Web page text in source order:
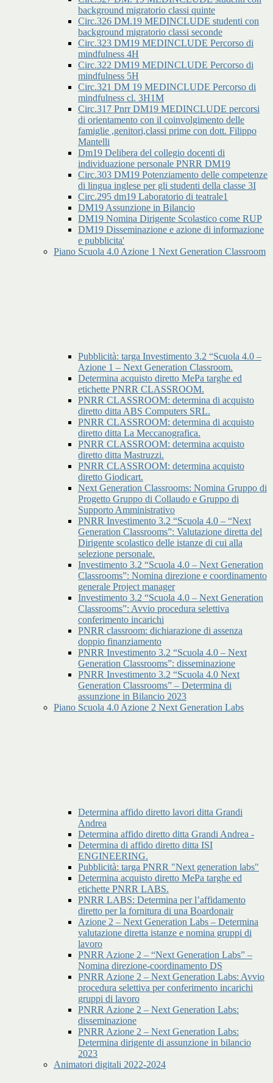
background migratorio classi quinte
Circ.326 DM.19 MEDINCLUDE studenti con
background migratorio classi seconde
Circ.323 DM19 MEDINCLUDE Percorso di
mindfulness 4H
Circ.322 DM19 MEDINCLUDE Percorso di
mindfulness 5H
Circ.321 DM 19 MEDINCLUDE Percorso di
mindfulness cl. 3H1M
Circ.317 Pnrr DM19 MEDINCLUDE percorsi
di orientamento con il coinvolgimento delle
famiglie ,genitori,classi prime con dott. Filippo
Mantelli
Dm19 Delibera del collegio docenti di
individuazione personale PNRR DM19
Circ.303 DM19 Potenziamento delle competenze
di lingua inglese per gli studenti della classe 3I
Circ.295 dm19 Laboratorio di teatrale1
DM19 Assunzione in Bilancio
DM19 Nomina Dirigente Scolastico come RUP
DM19 Disseminazione e azione di informazione
e pubblicita'
Piano Scuola 4.0 Azione 1 Next Generation Classroom
Pubblicità: targa Investimento 3.2 “Scuola 4.0 –
Azione 1 – Next Generation Classroom.
Determina acquisto diretto MePa targhe ed
etichette PNRR CLASSROOM.
PNRR CLASSROOM: determina di acquisto
diretto ditta ABS Computers SRL.
PNRR CLASSROOM: determina di acquisto
diretto ditta La Meccanografica.
PNRR CLASSROOM: determina acquisto
diretto ditta Mastruzzi.
PNRR CLASSROOM: determina acquisto
diretto Giodicart.
Next Generation Classrooms: Nomina Gruppo di
Progetto Gruppo di Collaudo e Gruppo di
Supporto Amministrativo
PNRR Investimento 3.2 “Scuola 4.0 – “Next
Generation Classrooms”: Valutazione diretta del
Dirigente scolastico delle istanze di cui alla
selezione personale.
Investimento 3.2 “Scuola 4.0 – Next Generation
Classrooms”: Nomina direzione e coordinamento
generale Project manager
Investimento 3.2 “Scuola 4.0 – Next Generation
Classrooms”: Avvio procedura selettiva
conferimento incarichi
PNRR classroom: dichiarazione di assenza
doppio finanziamento
PNRR Investimento 3.2 “Scuola 4.0 – Next
Generation Classrooms”: disseminazione
PNRR Investimento 3.2 “Scuola 4.0 Next
Generation Classrooms” – Determina di
assunzione in Bilancio 2023
Piano Scuola 4.0 Azione 2 Next Generation Labs
Determina affido diretto lavori ditta Grandi
Andrea
Determina affido diretto ditta Grandi Andrea -
Determina di affido diretto ditta ISI
ENGINEERING.
Pubblicità: targa PNRR "Next generation labs"
Determina acquisto diretto MePa targhe ed
etichette PNRR LABS.
PNRR LABS: Determina per l’affidamento
diretto per la fornitura di una Boardonair
Azione 2 – Next Generation Labs – Determina
valutazione diretta istanze e nomina gruppi di
lavoro
PNRR Azione 2 – “Next Generation Labs” –
Nomina direzione-coordinamento DS
PNRR Azione 2 – Next Generation Labs: Avvio
procedura selettiva per conferimento incarichi
gruppi di lavoro
PNRR Azione 2 – Next Generation Labs:
disseminazione
PNRR Azione 2 – Next Generation Labs:
Determina dirigente di assunzione in bilancio
2023
Animatori digitali 2022-2024